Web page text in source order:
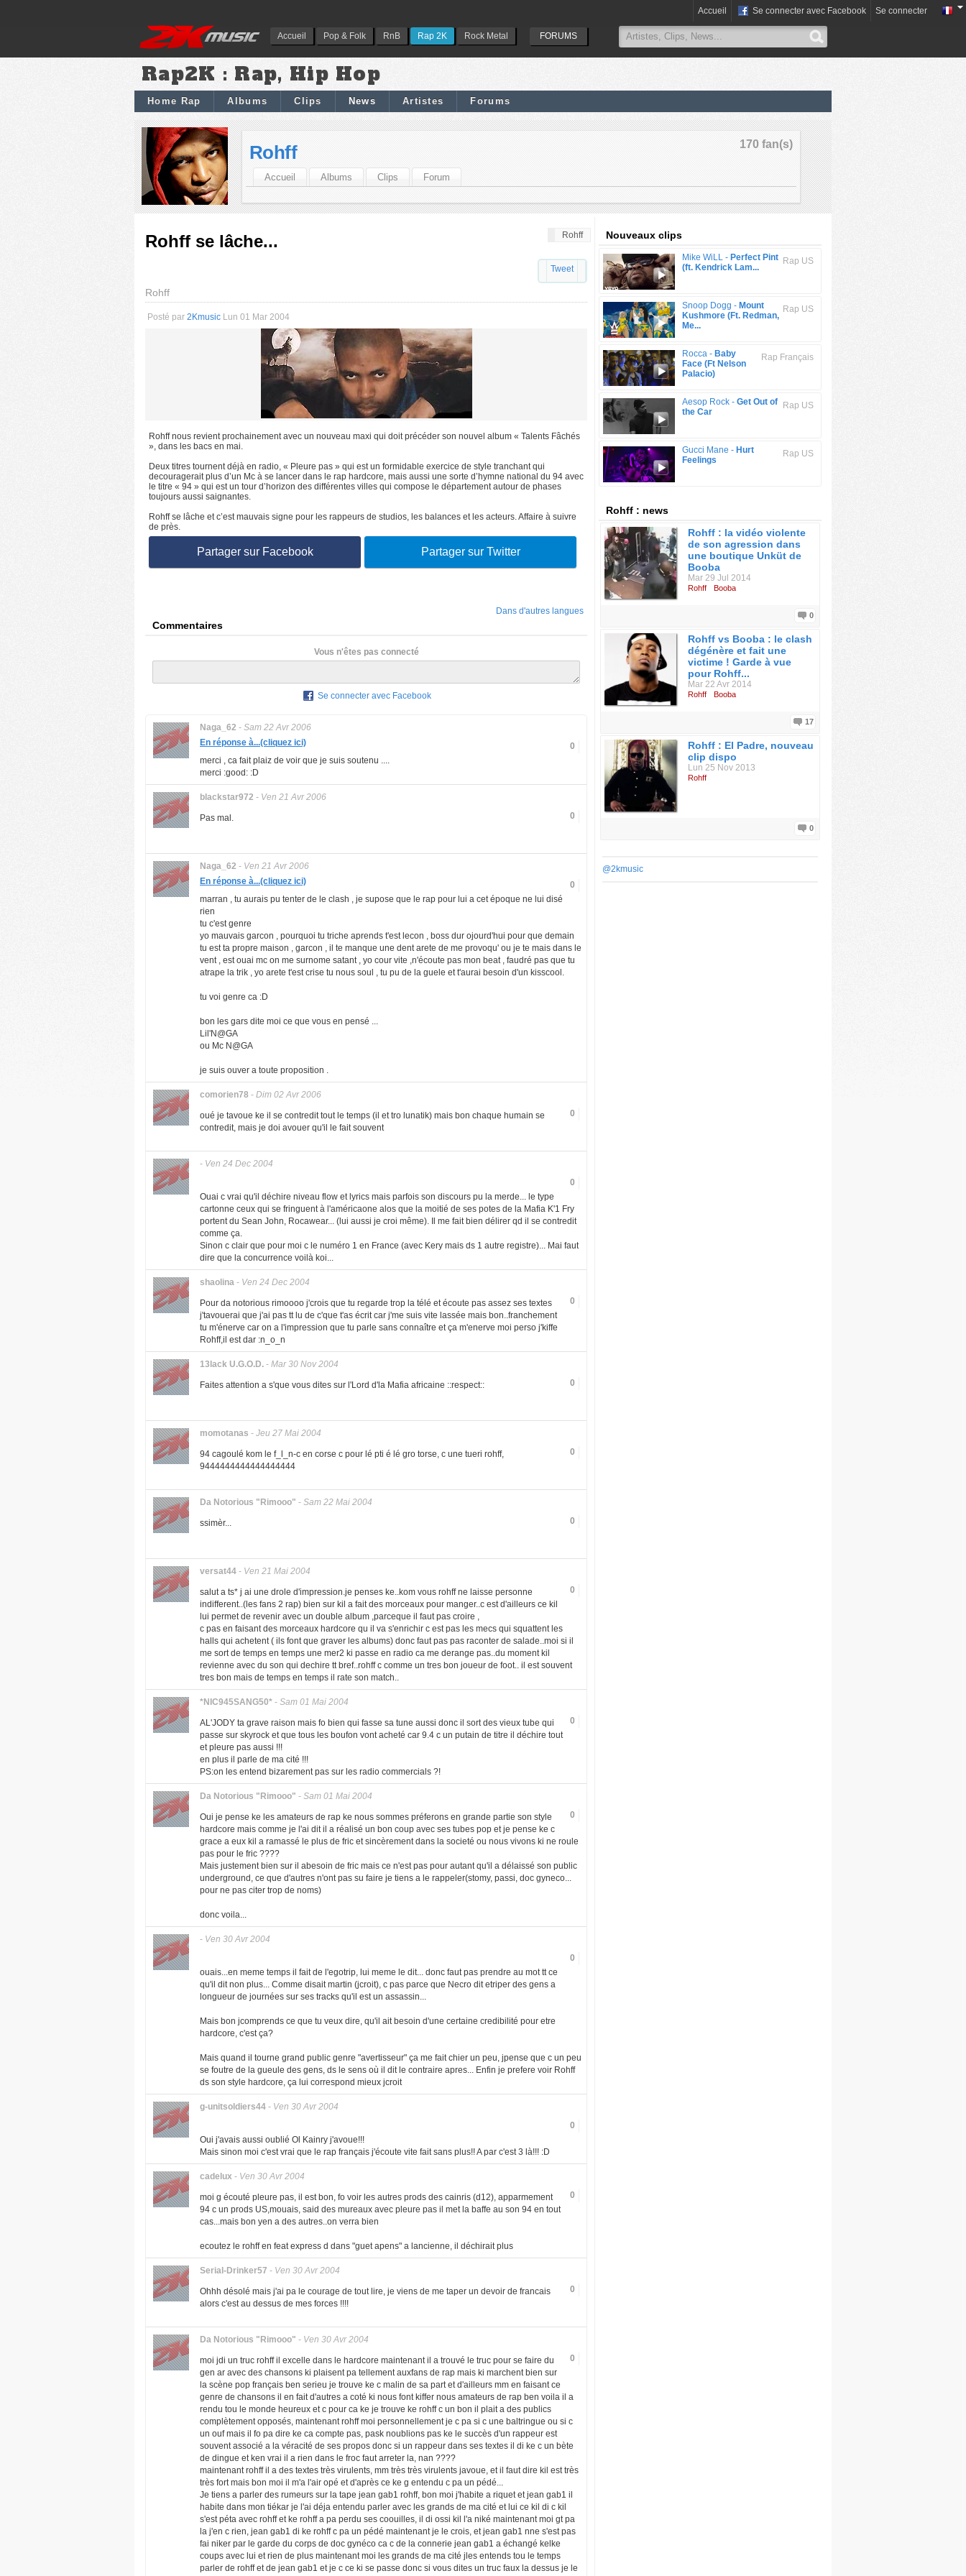
Accueil Pop & Folk RnB Rap 2K Rock Metal FORUMS
Accueil Se connecter avec Facebook Se connecter
Rap2K : Rap, Hip Hop
Home Rap Albums Clips News Artistes Forums
170 fan(s)
Rohff
Accueil Albums Clips Forum
Rohff
Rohff se lâche...
Tweet
Rohff
Posté par 2Kmusic Lun 01 Mar 2004
Rohff nous revient prochainement avec un nouveau maxi qui doit précéder son nouvel album « Talents Fâchés
», dans les bacs en mai.
Deux titres tournent déjà en radio, « Pleure pas » qui est un formidable exercice de style tranchant qui
decouragerait plus d’un Mc à se lancer dans le rap hardcore, mais aussi une sorte d’hymne national du 94 avec
le titre « 94 » qui est un tour d’horizon des différentes villes qui compose le département autour de phases
toujours aussi saignantes.
Rohff se lâche et c’est mauvais signe pour les rappeurs de studios, les balances et les acteurs. Affaire à suivre
de près.
Partager sur Facebook Partager sur Twitter
Dans d'autres langues
Commentaires
Vous n'êtes pas connecté
Se connecter avec Facebook
Naga_62 - Sam 22 Avr 2006
0
En réponse à...(cliquez ici)
merci , ca fait plaiz de voir que je suis soutenu ....
merci :good: :D
blackstar972 - Ven 21 Avr 2006
0
Pas mal.
Naga_62 - Ven 21 Avr 2006
0
En réponse à...(cliquez ici)
marran , tu aurais pu tenter de le clash , je supose que le rap pour lui a cet époque ne lui disé
rien
tu c'est genre
yo mauvais garcon , pourquoi tu triche aprends t'est lecon , boss dur ojourd'hui pour que demain
tu est ta propre maison , garcon , il te manque une dent arete de me provoqu' ou je te mais dans le
vent , est ouai mc on me surnome satant , yo cour vite ,n'écoute pas mon beat , faudré pas que tu
atrape la trik , yo arete t'est crise tu nous soul , tu pu de la guele et t'aurai besoin d'un kisscool.
tu voi genre ca :D
bon les gars dite moi ce que vous en pensé ...
Lil'N@GA
ou Mc N@GA
je suis ouver a toute proposition .
comorien78 - Dim 02 Avr 2006
0
oué je tavoue ke il se contredit tout le temps (il et tro lunatik) mais bon chaque humain se
contredit, mais je doi avouer qu'il le fait souvent
- Ven 24 Dec 2004
0
Ouai c vrai qu'il déchire niveau flow et lyrics mais parfois son discours pu la merde... le type
cartonne ceux qui se fringuent à l'américaone alos que la moitié de ses potes de la Mafia K'1 Fry
portent du Sean John, Rocawear... (lui aussi je croi même). Il me fait bien délirer qd il se contredit
comme ça.
Sinon c clair que pour moi c le numéro 1 en France (avec Kery mais ds 1 autre registre)... Mai faut
dire que la concurrence voilà koi...
shaolina - Ven 24 Dec 2004
0
Pour da notorious rimoooo j'crois que tu regarde trop la télé et écoute pas assez ses textes
j'tavouerai que j'ai pas tt lu de c'que t'as écrit car j'me suis vite lassée mais bon..franchement
tu m'énerve car on a l'impression que tu parle sans connaître et ça m'enerve moi perso j'kiffe
Rohff,il est dar :n_o_n
13lack U.G.O.D. - Mar 30 Nov 2004
0
Faites attention a s'que vous dites sur l'Lord d'la Mafia africaine ::respect::
momotanas - Jeu 27 Mai 2004
0
94 cagoulé kom le f_l_n-c en corse c pour lé pti é lé gro torse, c une tueri rohff,
9444444444444444444
Da Notorious "Rimooo" - Sam 22 Mai 2004
0
ssimèr...
versat44 - Ven 21 Mai 2004
0
salut a ts* j ai une drole d'impression.je penses ke..kom vous rohff ne laisse personne
indifferent..(les fans 2 rap) bien sur kil a fait des morceaux pour manger..c est d'ailleurs ce kil
lui permet de revenir avec un double album ,parceque il faut pas croire ,
c pas en faisant des morceaux hardcore qu il va s'enrichir c est pas les mecs qui squattent les
halls qui achetent ( ils font que graver les albums) donc faut pas pas raconter de salade..moi si il
me sort de temps en temps une mer2 ki passe en radio ca me derange pas..du moment kil
revienne avec du son qui dechire tt bref..rohff c comme un tres bon joueur de foot.. il est souvent
tres bon mais de temps en temps il rate son match..
*NIC945SANG50* - Sam 01 Mai 2004
0
AL'JODY ta grave raison mais fo bien qui fasse sa tune aussi donc il sort des vieux tube qui
passe sur skyrock et que tous les boufon vont acheté car 9.4 c un putain de titre il déchire tout
et pleure pas aussi !!!
en plus il parle de ma cité !!!
PS:on les entend bizarement pas sur les radio commercials ?!
Da Notorious "Rimooo" - Sam 01 Mai 2004
0
Oui je pense ke les amateurs de rap ke nous sommes préferons en grande partie son style
hardcore mais comme je l'ai dit il a réalisé un bon coup avec ses tubes pop et je pense ke c
grace a eux kil a ramassé le plus de fric et sincèrement dans la societé ou nous vivons ki ne roule
pas pour le fric ????
Mais justement bien sur il abesoin de fric mais ce n'est pas pour autant qu'il a délaissé son public
underground, ce que d'autres n'ont pas su faire je tiens a le rappeler(stomy, passi, doc gyneco...
pour ne pas citer trop de noms)
donc voila...
- Ven 30 Avr 2004
0
ouais...en meme temps il fait de l'egotrip, lui meme le dit... donc faut pas prendre au mot tt ce
qu'il dit non plus... Comme disait martin (jcroit), c pas parce que Necro dit etriper des gens a
longueur de journées sur ses tracks qu'il est un assassin...
Mais bon jcomprends ce que tu veux dire, qu'il ait besoin d'une certaine credibilité pour etre
hardcore, c'est ça?
Mais quand il tourne grand public genre "avertisseur" ça me fait chier un peu, jpense que c un peu
se foutre de la gueule des gens, ds le sens où il dit le contraire apres... Enfin je prefere voir Rohff
ds son style hardcore, ça lui correspond mieux jcroit
g-unitsoldiers44 - Ven 30 Avr 2004
0
Oui j'avais aussi oublié Ol Kainry j'avoue!!!
Mais sinon moi c'est vrai que le rap français j'écoute vite fait sans plus!! A par c'est 3 là!!! :D
cadelux - Ven 30 Avr 2004
0
moi g écouté pleure pas, il est bon, fo voir les autres prods des cainris (d12), apparmement
94 c un prods US,mouais, said des mureaux avec pleure pas il met la baffe au son 94 en tout
cas...mais bon yen a des autres..on verra bien
ecoutez le rohff en feat express d dans "guet apens" a lancienne, il déchirait plus
Serial-Drinker57 - Ven 30 Avr 2004
0
Ohhh désolé mais j'ai pa le courage de tout lire, je viens de me taper un devoir de francais
alors c'est au dessus de mes forces !!!!
Da Notorious "Rimooo" - Ven 30 Avr 2004
0
moi jdi un truc rohff il excelle dans le hardcore maintenant il a trouvé le truc pour se faire du
gen ar avec des chansons ki plaisent pa tellement auxfans de rap mais ki marchent bien sur
la scène pop français ben serieu je trouve ke c malin de sa part et d'ailleurs mm en faisant ce
genre de chansons il en fait d'autres a coté ki nous font kiffer nous amateurs de rap ben voila il a
rendu tou le monde heureux et c pour ca ke je trouve ke rohff c un bon il plait a des publics
complètement opposés, maintenant rohff moi personnellement je c pa si c une baltringue ou si c
un ouf mais il fo pa dire ke ca compte pas, pask noublions pas ke le succès d'un rappeur est
souvent associé a la véracité de ses propos donc si un rappeur dans ses textes il di ke c un bète
de dingue et ken vrai il a rien dans le froc faut arreter la, nan ????
maintenant rohff il a des textes très virulents, mm très très virulents javoue, et il faut dire kil est très
très fort mais bon moi il m'a l'air opé et d'après ce ke g entendu c pa un pédé...
Je tiens a parler des rumeurs sur la tape jean gab1 rohff, bon moi j'habite a riquet et jean gab1 il
habite dans mon tiékar je l'ai déja entendu parler avec les grands de ma cité et lui ce kil di c kil
s'est péta avec rohff et ke rohff a pa perdu ses coouilles, il di ossi kil l'a niké maintenant moi gt pa
la j'en c rien, jean gab1 di ke rohff c pa un pédé maintenant je le crois, et jean gab1 nne s'est pas
fai niker par le garde du corps de doc gynéco ca c de la connerie jean gab1 a échangé kelke
coups avec lui et rien de plus maintenant moi les grands de ma cité jles entends tou le temps
parler de rohff et de jean gab1 et je c ce ki se passe donc si vous dites un truc faux la dessus je le
Nouveaux clips
Rap US
Mike WiLL - Perfect Pint
(ft. Kendrick Lam...
Rap US
Snoop Dogg - Mount
Kushmore (Ft. Redman,
Me...
Rap Français
Rocca - Baby
Face (Ft Nelson
Palacio)
Rap US
Aesop Rock - Get Out of
the Car
Rap US
Gucci Mane - Hurt
Feelings
Rohff : news
Rohff : la vidéo violente
de son agression dans
une boutique Unküt de
Booba
Mar 29 Jul 2014
Rohff Booba
0
Rohff vs Booba : le clash
dégénère et fait une
victime ! Garde à vue
pour Rohff...
Mar 22 Avr 2014
Rohff Booba
17
Rohff : El Padre, nouveau
clip dispo
Lun 25 Nov 2013
Rohff
0
@2kmusic